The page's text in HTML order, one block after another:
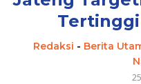
Redaksi - Berita